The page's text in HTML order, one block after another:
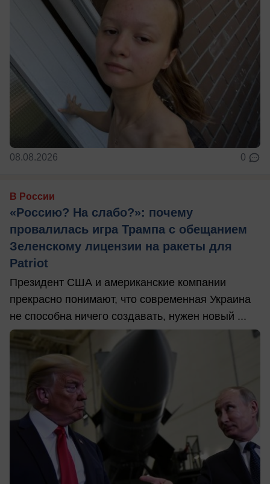
08.08.2026 0
В России
«Россию? На слабо?»: почему
провалилась игра Трампа с обещанием
Зеленскому лицензии на ракеты для
Patriot
Президент США и американские компании
прекрасно понимают, что современная Украина
не способна ничего создавать, нужен новый ...